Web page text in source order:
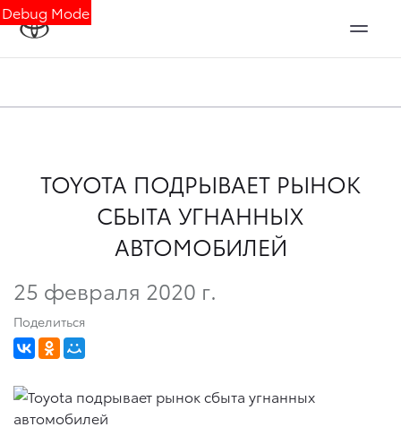
Debug Mode
TOYOTA ПОДРЫВАЕТ РЫНОК
СБЫТА УГНАННЫХ
АВТОМОБИЛЕЙ
25 февраля 2020 г.
Поделиться